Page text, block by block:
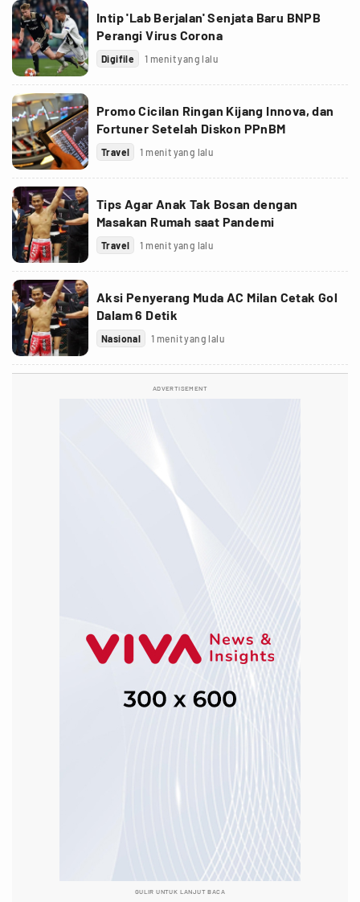
Intip 'Lab Berjalan' Senjata Baru BNPB
Perangi Virus Corona
Digifile 1 menit yang lalu
Promo Cicilan Ringan Kijang Innova, dan
Fortuner Setelah Diskon PPnBM
Travel 1 menit yang lalu
Tips Agar Anak Tak Bosan dengan
Masakan Rumah saat Pandemi
Travel 1 menit yang lalu
Aksi Penyerang Muda AC Milan Cetak Gol
Dalam 6 Detik
Nasional 1 menit yang lalu
ADVERTISEMENT
GULIR UNTUK LANJUT BACA